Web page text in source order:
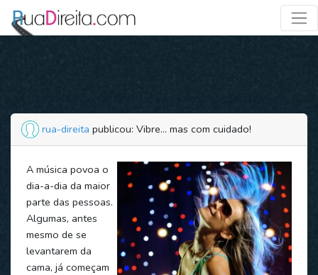
rua-direita publicou: Vibre... mas com cuidado!
A música povoa o
dia-a-dia da maior
parte das pessoas.
Algumas, antes
mesmo de se
levantarem da
cama, já começam